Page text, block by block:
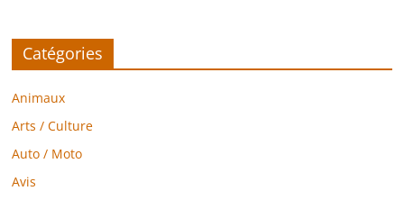
Catégories
Animaux
Arts / Culture
Auto / Moto
Avis